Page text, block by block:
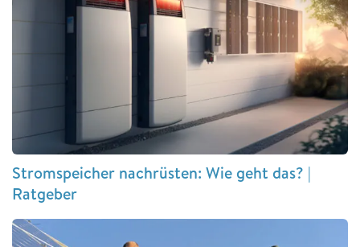
Stromspeicher nachrüsten: Wie geht das? |
Ratgeber